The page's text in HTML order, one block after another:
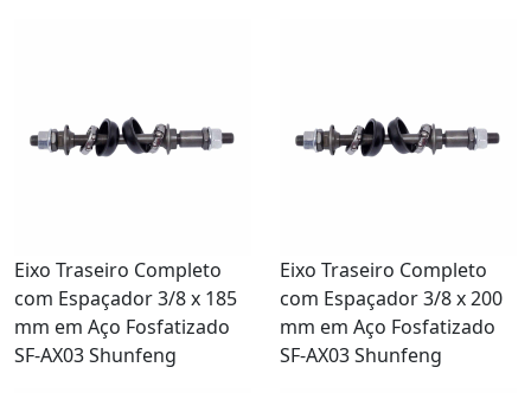
Eixo Traseiro Completo
com Espaçador 3/8 x 185
mm em Aço Fosfatizado
SF-AX03 Shunfeng
Eixo Traseiro Completo
com Espaçador 3/8 x 200
mm em Aço Fosfatizado
SF-AX03 Shunfeng